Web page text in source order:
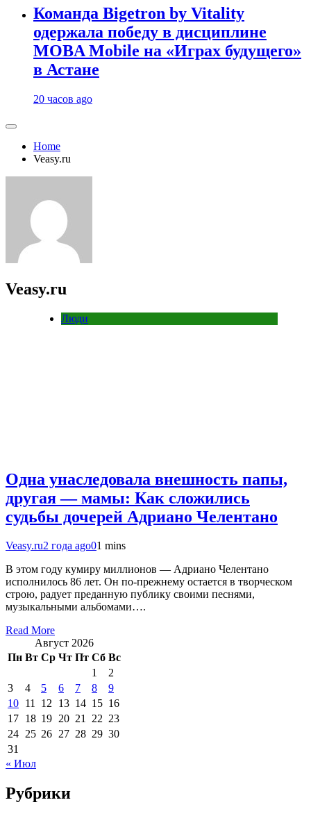
Команда Bigetron by Vitality
одержала победу в дисциплине
MOBA Mobile на «Играх будущего»
в Астане
20 часов ago
Home
Veasy.ru
Veasy.ru
Люди
Одна унаследовала внешность папы,
другая — мамы: Как сложились
судьбы дочерей Адриано Челентано
Veasy.ru2 года ago01 mins
В этом году кумиру миллионов — Адриано Челентано
исполнилось 86 лет. Он по-прежнему остается в творческом
строю, радует преданную публику своими песнями,
музыкальными альбомами….
Read More
Август 2026
Пн Вт Ср Чт Пт Сб Вс
1
2
3
4 5 6 7 8
9
10 11 12 13 14 15 16
17 18 19 20 21 22 23
24 25 26 27 28 29 30
31
« Июл
Рубрики